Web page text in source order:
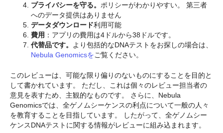
プライバシーを守る。 ポリシーがわかりやすい。 第三者
へのデータ提供はありません
データダウンロード利用可能
費用 ：アプリの費用は4ドルから38ドルです。
代替品です。 より包括的なDNAテストをお探しの場合は、
Nebula Genomicsをご覧ください。
このレビューは、可能な限り偏りのないものにすることを目的と
して書かれています。 ただし、これは個々のレビュー担当者の
意見を表すため、主観的なものです。 さらに、Nebula
Genomicsでは、全ゲノムシーケンスの利点について一般の人々
を教育することを目指しています。 したがって、全ゲノムシー
ケンスDNAテストに関する情報がレビューに組み込まれます。